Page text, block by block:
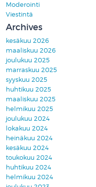
Moderointi
Viestintä
Archives
kesäkuu 2026
maaliskuu 2026
joulukuu 2025
marraskuu 2025
syyskuu 2025
huhtikuu 2025
maaliskuu 2025
helmikuu 2025
joulukuu 2024
lokakuu 2024
heinäkuu 2024
kesäkuu 2024
toukokuu 2024
huhtikuu 2024
helmikuu 2024